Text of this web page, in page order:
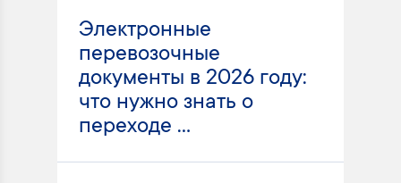
Электронные
перевозочные
документы в 2026 году:
что нужно знать о
переходе ...